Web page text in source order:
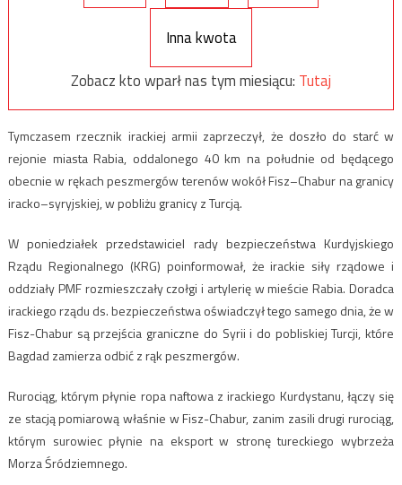
Inna kwota
Zobacz kto wparł nas tym miesiącu: Tutaj
Tymczasem rzecznik irackiej armii zaprzeczył, że doszło do starć w
rejonie miasta Rabia, oddalonego 40 km na południe od będącego
obecnie w rękach peszmergów terenów wokół Fisz–Chabur na granicy
iracko–syryjskiej, w pobliżu granicy z Turcją.
W poniedziałek przedstawiciel rady bezpieczeństwa Kurdyjskiego
Rządu Regionalnego (KRG) poinformował, że irackie siły rządowe i
oddziały PMF rozmieszczały czołgi i artylerię w mieście Rabia. Doradca
irackiego rządu ds. bezpieczeństwa oświadczył tego samego dnia, że w
Fisz-Chabur są przejścia graniczne do Syrii i do pobliskiej Turcji, które
Bagdad zamierza odbić z rąk peszmergów.
Rurociąg, którym płynie ropa naftowa z irackiego Kurdystanu, łączy się
ze stacją pomiarową właśnie w Fisz-Chabur, zanim zasili drugi rurociąg,
którym surowiec płynie na eksport w stronę tureckiego wybrzeża
Morza Śródziemnego.